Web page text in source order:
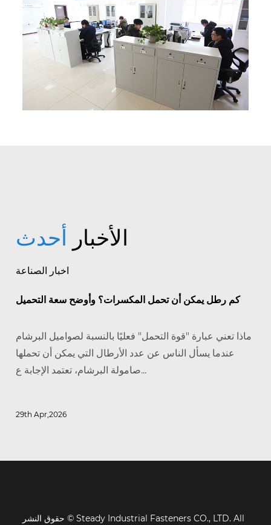
الأخبار أحدث
اخبار الصناعة
كم رطل يمكن أن تحمل المكسرات؟ وأوضح سعة التحميل
ماذا تعني عبارة "قوة التحمل" فعليًا بالنسبة لصواميل البرشام
عندما يسأل الناس عن عدد الأرطال التي يمكن أن تحملها
صامولة البرشام، تعتمد الإجابة ع...
29th Apr,2026
حقوق النشر © Steady Industrial Fasteners CO., LTD. All